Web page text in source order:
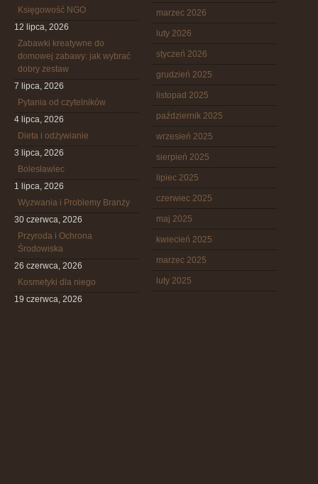
Księgowość NGO
12 lipca, 2026
Zabawki kreatywne do
domowej zabawy: jak wybrać
dobry zestaw
7 lipca, 2026
Pytania od czytelników
4 lipca, 2026
Dieta i odżywianie
3 lipca, 2026
Bolesławiec
1 lipca, 2026
Wyzwania i Problemy Branży
30 czerwca, 2026
Przyroda i Ochrona
Środowiska
26 czerwca, 2026
Kosmetyki dla niego
19 czerwca, 2026
marzec 2026
luty 2026
styczeń 2026
grudzień 2025
listopad 2025
październik 2025
wrzesień 2025
sierpień 2025
lipiec 2025
czerwiec 2025
maj 2025
kwiecień 2025
marzec 2025
luty 2025